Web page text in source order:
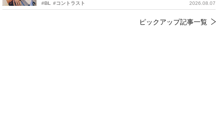
#BL #コントラスト 2026.08.07
ピックアップ記事一覧